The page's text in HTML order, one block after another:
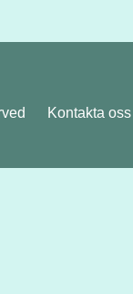
Kontakta oss